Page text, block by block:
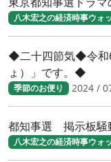
八木宏之の経済時事ウォ
◆二十四節気◆令和
ょ）」です。◆
季節のお便り 2024 /
都知事選 掲示板騒
八木宏之の経済時事ウォ